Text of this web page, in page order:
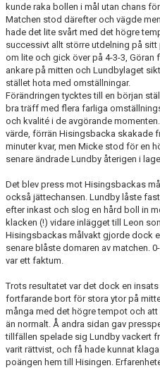
kunde raka bollen i mål utan chans
Matchen stod därefter och vägde
hade det lite svårt med det högre
successivt allt större utdelning på
om lite och gick över på 4-3-3,
ankare på mitten och Lundbylaget
stället hota med omställningar.
Förändringen tycktes till en början
bra träff med flera farliga
och kvalité i de avgörande
värde, förrän Hisingsbacka skakade
minuter kvar, men Micke stod för en
senare ändrade Lundby återigen i
Det blev press mot Hisingsbackas
också jättechansen. Lundby låste
efter inkast och slog en hård boll in
klacken (!) vidare inlägget till Leon
Hisingsbackas målvakt gjorde dock
senare blåste domaren av matchen.
var ett faktum.
Trots resultatet var det dock en
fortfarande bort för stora ytor på
många med det högre tempot och
än normalt. Å andra sidan gav
tillfällen spelade sig Lundby vackert
varit rättvist, och få hade kunnat
poängen hem till Hisingen.